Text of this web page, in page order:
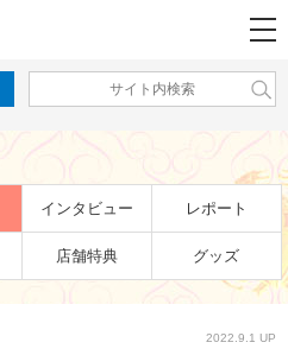
インタビュー レポート
店舗特典 グッズ
2022.9.1 UP